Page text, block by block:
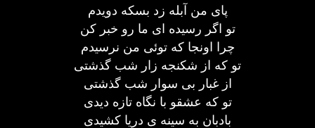
پای من آبله زد بسکه دویدم
تو اگر رسیده ای ما رو خبر کن
چرا اونجا که توئی من نرسیدم
تو که از شکنجه زار شب گذشتی
از غبار بی سوار شب گذشتی
تو که عشقو با نگاه تازه دیدی
بادبان به سینه ی دریا کشیدی